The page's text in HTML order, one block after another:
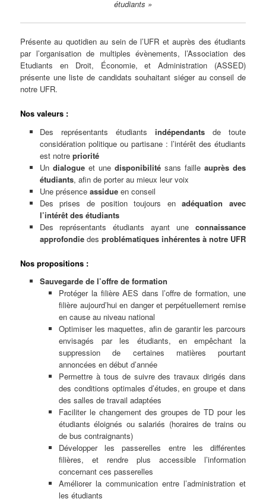
étudiants »
Présente au quotidien au sein de l’UFR et auprès des étudiants
par l’organisation de multiples évènements, l’Association des
Etudiants en Droit, Économie, et Administration (ASSED)
présente une liste de candidats souhaitant siéger au conseil de
notre UFR.
Nos valeurs :
Des représentants étudiants indépendantsde toute
considération politique ou partisane : l’intérêt des étudiants
est notre priorité
Un dialogueet une disponibilitésans faille auprès des
étudiants, afin de porter au mieux leur voix
Une présence assidueen conseil
Des prises de position toujours enadéquation avec
l’intérêt des étudiants
Des représentants étudiants ayant une connaissance
approfondiedes problématiques inhérentes à notre UFR
Nos propositions :
Sauvegarde de l’offre de formation
Protéger la filière AES dans l’offre de formation, une
filière aujourd’hui en danger et perpétuellement remise
en cause au niveau national
Optimiser les maquettes, afin de garantir les parcours
envisagés par les étudiants, en empêchant la
suppression de certaines matières pourtant
annoncées en début d’année
Permettre à tous de suivre des travaux dirigés dans
des conditions optimales d’études, en groupe et dans
des salles de travail adaptées
Faciliter le changement des groupes de TD pour les
étudiants éloignés ou salariés (horaires de trains ou
de bus contraignants)
Développer les passerelles entre les différentes
filières, et rendre plus accessible l’information
concernant ces passerelles
Améliorer la communication entre l’administration et
les étudiants